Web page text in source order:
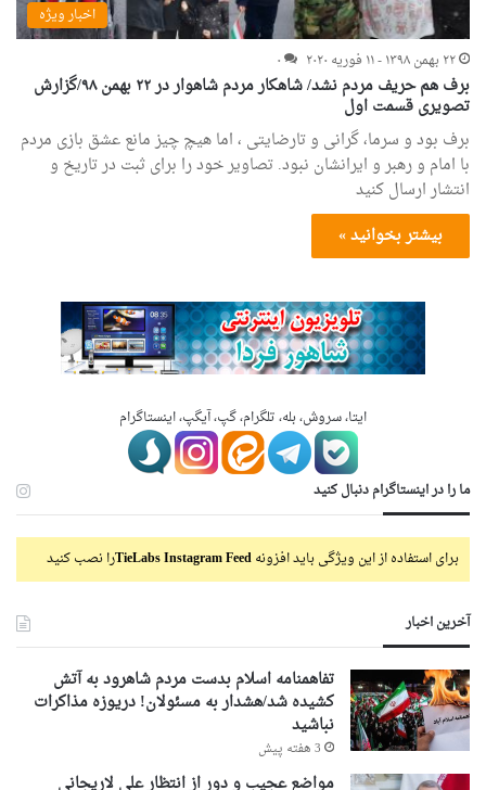
اخبار ویژه
۲۲ بهمن ۱۳۹۸ - ۱۱ فوریه ۲۰۲۰
۰
برف هم حریف مردم نشد/ شاهکار مردم شاهوار در ۲۲ بهمن ۹۸/گزارش
تصویری قسمت اول
برف بود و سرما، گرانی و تارضایتی ، اما هیچ چیز مانع عشق بازی مردم
با امام و رهبر و ایرانشان نبود. تصاویر خود را برای ثبت در تاریخ و
انتشار ارسال کنید
بیشتر بخوانید »
ایتا، سروش، بله، تلگرام، گپ، آیگپ، اینستاگرام
ما را در اینستاگرام دنبال کنید
برای استفاده از این ویژگی باید افزونهTieLabs Instagram Feedرا نصب کنید
آخرین اخبار
تفاهمنامه اسلام بدست مردم شاهرود به آتش
کشیده شد/هشدار به مسئولان! دریوزه مذاکرات
نباشید
3 هفته پیش
مواضع عجیب و دور از انتظار علی لاریجانی